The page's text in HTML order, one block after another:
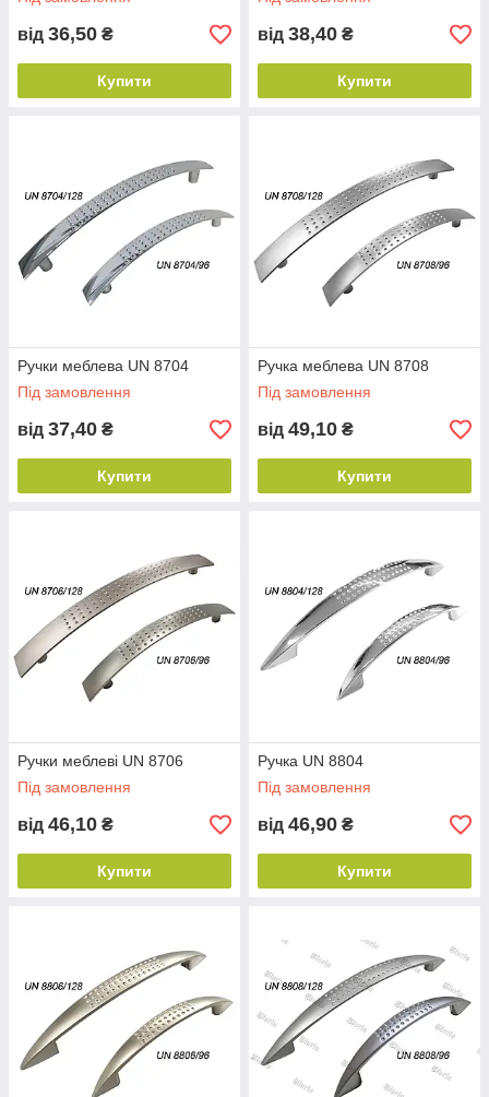
від 36,50 ₴
Купити
від 38,40 ₴
Купити
Ручки меблева UN 8704
Під замовлення
від 37,40 ₴
Купити
Ручка меблева UN 8708
Під замовлення
від 49,10 ₴
Купити
Ручки меблеві UN 8706
Під замовлення
від 46,10 ₴
Купити
Ручка UN 8804
Під замовлення
від 46,90 ₴
Купити